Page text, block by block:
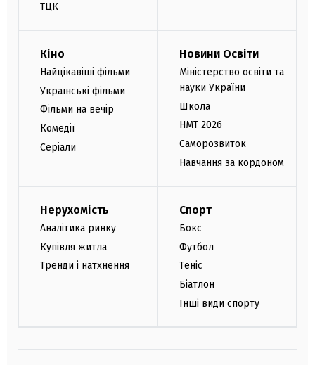
ТЦК
Кіно
Найцікавіші фільми
Українські фільми
Фільми на вечір
Комедії
Серіали
Новини Освіти
Міністерство освіти та
науки України
Школа
НМТ 2026
Саморозвиток
Навчання за кордоном
Нерухомість
Аналітика ринку
Купівля житла
Тренди і натхнення
Спорт
Бокс
Футбол
Теніс
Біатлон
Інші види спорту